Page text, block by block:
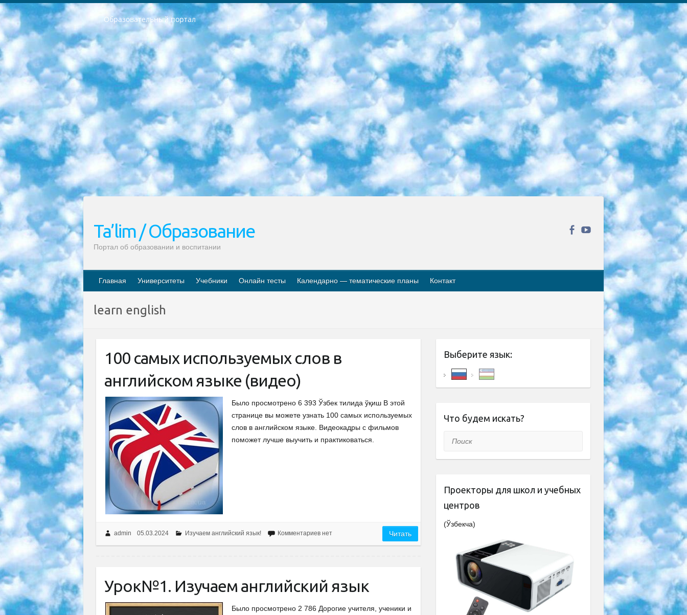
Образовательный портал
РЕСПУБЛИКА УЗБЕКИСТАН МИНИСТРЕРСТВО ДОШКОЛЬНОГО И ШКОЛЬНОГО ОБРАЗОВАНИЯ КОМАНДА в общеобразовательных учреждениях в 2023-2024 учебном году организация и проведение итоговой государственной аттестации обучающихся о Министра дошкольного и школьного образования Республики Узбекистан от 4 марта 2008 года (постановлением Минюста от 20 марта 2008 года № 1778 государственной регистрации) «Итоговое состояние учащихся общего среднего образования на основании положения об утверждении положения об аттестации общего среднего образования выпускной экзамен студентов в образовательных учреждениях в 2023-2024 учебном году В целях организации и прохождения аттестации приказываю: 1. Следующее: перечень предметов, по которым будет проводиться итоговая государственная аттестация и экзамен формы перевода согласно приложению 1; сертификаты международного образца, оценивающие уровень владения иностранными языками перечень согласно приложению 2; 2. Педагогический при специализированных образовательных учреждениях. научно-практический центр квалификации и международной оценки (Д.Давидова) 2024 г. До 25 марта: задания по предметам, по которым будет проводиться итоговая аттестация разработка и утверждение технических условий; итоговая аттестация на основании разработанного предметного задания разработка вопросов по предметам (устно и письменно), экзамен передача; общеобразовательные средние школы и специальные учебные заведения учащиеся выпускных классов школ и интернатов в агентской системе подготовка базы данных экзаменационных материалов и критериев оценки; перевод базы экзаменационных материалов на все языки обучения подать в Республиканский образовательный центр для изготовления; варианты экзаменов на основе разработанных контрольных материалов пусть будут поставлены задачи формирования. 3. Республиканский образовательный центр (Ш.Худайкулов) до 5 апреля 2024 года. до: база данных предоставленных экзаменационных материалов на все языки обучения перевод и экспертиза; для слепых, слабовидящих, глухих, слабослышащих и умственно отсталых детей учащиеся выпускных классов специализированных школ и школ-интернатов база данных экзаменационных материалов на всех преподаваемых языках подготовка критериев оценки; специализированные школы для умственно отсталых детей и технологии для учащихся выпускных классов школ-интернатов разработка соответствующих рекомендаций и критериев проведения ЕГЭ по естествознанию давать задания. 4. Педагогический при специализированных образовательных учреждениях. Научно-практический центр навыков и международной оценки (Д.Давидова), Республика образовательный центр (Худайкулов Ш.) итоговый государственный аттестационный экзамен ориентирован на творческое и логическое мышление при подготовке базы материалов учитывать введение заданий. 5. Следует отметить, что: сертификат государственного образца о знании общеобразовательного предмета и как минимум национальный уровень B1 по предметам на иностранных языках, указанным в Приложении 2. или международно признанный сертификат эквивалентного уровня студенты, изучающие определенный предмет, освобождаются от экзамена; по соответствующим предметам запланирована итоговая государственная аттестация за день до дня, путем жеребьевки Рабочей группой (в письменной форме по предметам, проводимым в форме) из числа сформированных вариантов выбрано 2 варианта; 2 выбранных варианта экзамена анонсированы на официальном сайте министерства и все выпускники по всей стране на основе этих вариантов проводит итоговую государственную аттестацию. 6. Государственное образование учащихся средних общеобразовательных учреждений. знания в соответствии с квалификационными требованиями, которые необходимо приобрести на основании стандартов итоговый (выпускной) контроль для 9 и 11 классов в целях тестирования Экзамены (далее – экзамены) состоят из предметов, перечисленных в приложении 1. будет сделано. 7. Экзамены пройдут с 26 мая по 15 июня 2024 г. (кроме науки физического воспитания). 8. Физическая для учащихся 9 классов общесредних образовательных учреждений. Экзамены по предмету «Образование, квалификация медицина» 1-6 мая 2024 года. сотрудники перевести под присмотр (с отклонениями в физическом или умственном развитии) специализированная школа для детей, школы-интернаты и со сколиозом школы-интернаты санаторного типа для больных детей исключены). 9. Он был слепым, слабовидящим и имел нарушения опорно-двигательного аппарата. экзамены в специализированных школах и интернатах для детей должны проводиться исходя из требований, предъявляемых к общеобразовательным учреждениям (физкультура кроме науки). 10. Специализированная школа для глухих и слабослышащих детей. и экзамены в интернатах и быть реализован в виде письменного теста по математике. 11. Специальность для умственно отсталых детей. Для 9 класса Родной язык и литературное письмо Государственный язык (язык обучения – узбекский). для неклассов) написано Математическое письмо Письменная/устная история Узбекистана Физическое воспитание практично Итоговый контроль Для 11 класса Написание родного языка и литературы (эссе) Математическое письмо Узбекский язык (обучение на узбекском языке) не посещающее общее среднее образование для учреждений)/Образовательное учреждение выбор письменный и устный Иностранный язык письменный/устный Письменная/устная история Узбекистана *По выбору студента:  Химия  Физика  Основы государственного права  География 10 бесплатных образовательных ресурсов - Мы составили подборку онлайн-проектов с интерактивными упражнениями, видеолекциями и статьями. Они помогут вам обрести новые и освежить старые знания бесплатно. 1. «ИНТУИТ» Старейшая образовательная площадка Рунета. Здесь вы найдёте сотни текстовых и видеокурсов на десятки различных тем — от программирования до психологии. Многие курсы подготовлены российскими университетами и крупными международными компаниями вроде Intel и Microsoft. Самостоятельное обучение бесплатное, но желающие могут оплатить услуги персональных наставников. 2. «Смартия» знакомит с актуальными профессиями и подсказывает, как им обучаться. Выбрав заинтересовавшую вас специальность — SMM-специалист, фотограф, веб-дизайнер или другую, — увидите список необходимых для неё умений. Чтобы вы могли освоить их самостоятельно, для каждого умения площадка отображает подборку ссылок на учебные материалы. Хотя «Смартия» ориентируется на русскоязычную аудиторию, часть контента всё же доступна только на английском. 3. «Лекторий Физтеха» Проект Московского физико-технического института (Физтеха). С его помощью вы можете смотреть онлайн серии лекций, записанные на видео в этом вузе. В числе доступных предметов — физика, биология, химия, информационные технологии и другие. К некоторым лекциям администрация ресурса прилагает готовые конспекты, которые можно скачивать в PDF-формате. 4. ITMOcourses Онлайн-площадка Санкт-Петербургского национального исследовательского университета информационных технологий, механики и оптики (ИТМО). Ресурс предоставляет свободный доступ к курсам, разработанным в этом вузе. Каталог материалов разбит на четыре категории: «Оптические системы и технологии», «Приборостроение и робототехника», «Информационные технологии» и «Биотехнологии». Курсы состоят из видеолекций, интерактивных демонстраций и заданий. 5. «КиберЛенинка» Электронная научная библиотека открытого доступа. Каталог площадки регулярно обрастает текстами статей из различных научных изданий. Сгруппированные по журналам и рубрикам публикации можно читать онлайн или скачивать целиком в PDF-формате. Проект нацелен на популяризацию науки за счёт открытого доступа к качественной информации. 6. «ПостНаука» На этом ресурсе публикуют подборки видеолекций, составленные экспертами из разных отраслей и объединённые общими темами. Среди них, к примеру, есть серии «Биоинформатика и геномика», «Культура средневековой Скандинавии» и Cinema Studies о теории кино. Каждая подборка лекций — логически связанная история, рассказанная экспертом от первого лица. Кроме того, на сайте появляются научно-образовательные статьи и тесты на разные темы. 7. «Newочём» Команда проекта «Newочём» отбирает самые интересные тексты из англоязычных СМИ и переводит те из них, за которые голосуют участники сообщества «ВКонтакте». По большей части это научно-популярные статьи. Редакторы придумывают лишь заголовки, в остальном содержание переводов соответствует оригиналам. Полные тексты можно читать прямо в социальной сети. 8. InternetUrok Онлайн-база материалов по основным дисциплинам школьной программы. Информация на сайте структурирована по классам, предметам и темам (урокам). Каждый урок состоит из видеолекций и конспектов. Есть также интерактивные тренажёры и тесты для закрепления пройденного материала. Даже если вы давно окончили школу, возможность повторить программу старших классов всегда может пригодиться. 9. Edutainme Ещё один ресурс об образовании. В отличие от Newtonew, как мне кажется, Edutainme больше ориентируется на представителей индустрии: педагогов, предпринимателей, разработчиков образовательных проектов. Но и любой, кто просто стремится к саморазвитию, найдёт на сайте много полезного и интересного для себя. Например, информацию о новых курсах и образовательных сервисах. 10. Newtonew Онлайн-медиа об образовании и обучении в широком смысле. Авторы Newtonew пишут об инструментах, заведениях, тактиках и стратегиях, которые помогают учить других и получать новые знания самостоятельно. На этой площадке вы найдёте новости, обзоры, аналитические мат
Ta’lim / Образование
Портал об образовании и воспитании
Главная Университеты Учебники Онлайн тесты Календарно — тематические планы Контакт
learn english
100 самых используемых слов в
английском языке (видео)
Было просмотрено 6 393 Ўзбек тилида ўқиш В этой
странице вы можете узнать 100 самых используемых
слов в английском языке. Видеокадры с фильмов
поможет лучше выучить и практиковаться.
admin 05.03.2024 Изучаем английский язык! Комментариев нет Читать
Урок№1. Изучаем английский язык
Было просмотрено 2 786 Дорогие учителя, ученики и
Выберите язык:
Что будем искать?
Поиск
Проекторы для школ и учебных
центров
(Ўзбекча)